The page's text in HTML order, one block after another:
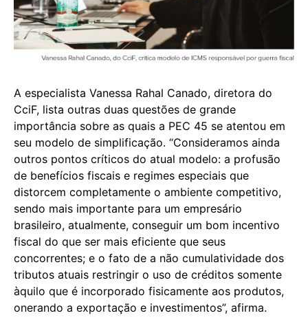
A especialista Vanessa Rahal Canado, diretora do
CciF, lista outras duas questões de grande
importância sobre as quais a PEC 45 se atentou em
seu modelo de simplificação. “Consideramos ainda
outros pontos críticos do atual modelo: a profusão
de benefícios fiscais e regimes especiais que
distorcem completamente o ambiente competitivo,
sendo mais importante para um empresário
brasileiro, atualmente, conseguir um bom incentivo
fiscal do que ser mais eficiente que seus
concorrentes; e o fato de a não cumulatividade dos
tributos atuais restringir o uso de créditos somente
àquilo que é incorporado fisicamente aos produtos,
onerando a exportação e investimentos”, afirma.